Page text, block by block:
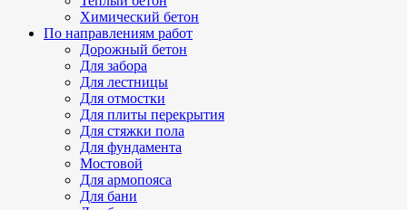
Химический бетон
По направлениям работ
Дорожный бетон
Для забора
Для лестницы
Для отмостки
Для плиты перекрытия
Для стяжки пола
Для фундамента
Мостовой
Для армопояса
Для бани